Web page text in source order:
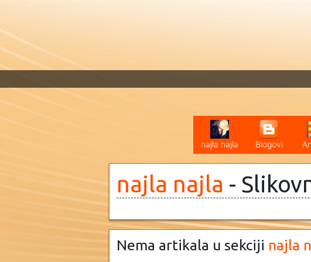
najla najla Blogovi
najla najla -
Nema artikala u sekciji najla